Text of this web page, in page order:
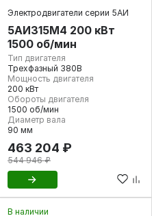
Электродвигатели серии 5АИ
5АИ315M4 200 кВт
1500 об/мин
Тип двигателя
Трехфазный 380В
Мощность двигателя
200 кВт
Обороты двигателя
1500 об/мин
Диаметр вала
90 мм
463 204 ₽
544 946 ₽
В наличии